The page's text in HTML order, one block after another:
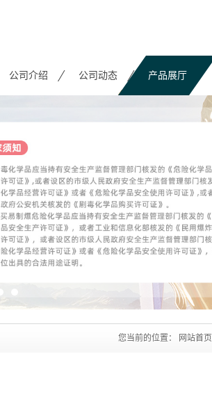
公司介绍 公司动态 产品展厅
您当前的位置： 网站首页